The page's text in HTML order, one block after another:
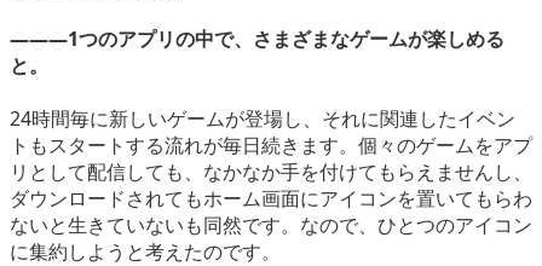
―――1つのアプリの中で、さまざまなゲームが楽しめる
と。
24時間毎に新しいゲームが登場し、それに関連したイベン
トもスタートする流れが毎日続きます。個々のゲームをアプ
リとして配信しても、なかなか手を付けてもらえませんし、
ダウンロードされてもホーム画面にアイコンを置いてもらわ
ないと生きていないも同然です。なので、ひとつのアイコン
に集約しようと考えたのです。